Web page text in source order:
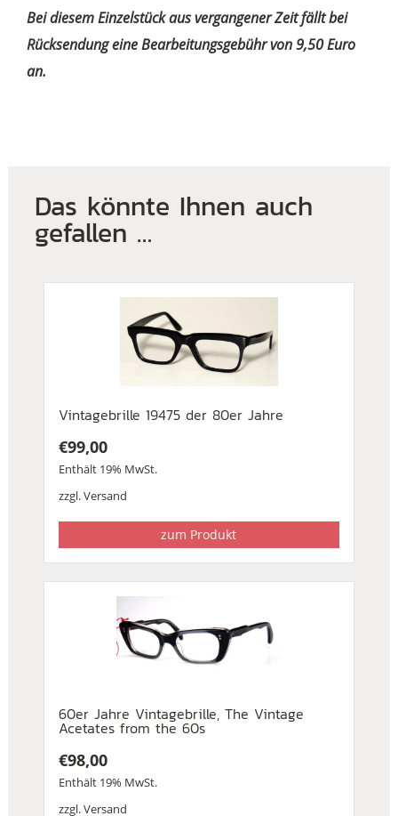
Bei diesem Einzelstück aus vergangener Zeit fällt bei
Rücksendung eine Bearbeitungsgebühr von 9,50 Euro
an.
Das könnte Ihnen auch
gefallen …
Vintagebrille 19475 der 80er Jahre
€99,00
Enthält 19% MwSt.
zzgl.Versand
zum Produkt
60er Jahre Vintagebrille, The Vintage
Acetates from the 60s
€98,00
Enthält 19% MwSt.
zzgl.Versand